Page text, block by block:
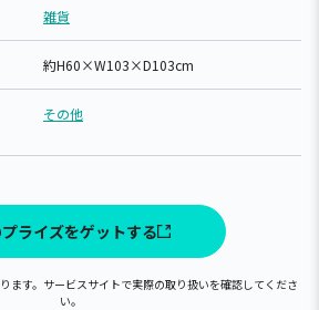
雑貨
約H60×W103×D103cm
その他
ライズをゲットする
ます。サービスサイトで実際の取り扱いを確認してくださ
い。